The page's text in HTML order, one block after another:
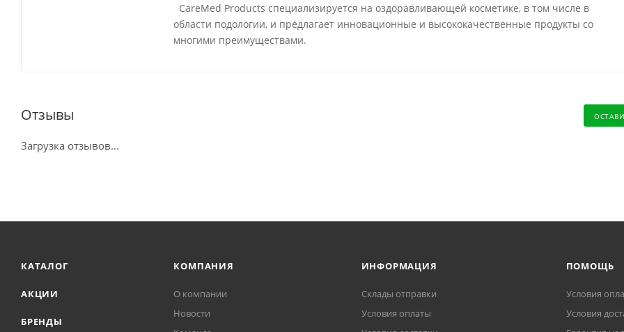
CareMed Products специализируется на оздоравливающей косметике, в том числе в
области подологии, и предлагает инновационные и высококачественные продукты со
многими преимуществами.
Отзывы
Загрузка отзывов...
КАТАЛОГ
АКЦИИ
БРЕНДЫ
КОМПАНИЯ
О компании
Новости
ИНФОРМАЦИЯ
Склады отправки
Условия оплаты
ПОМОЩЬ
Условия
Условия